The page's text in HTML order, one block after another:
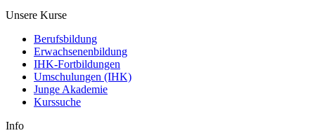
Unsere Kurse
Berufsbildung
Erwachsenenbildung
IHK-Fortbildungen
Umschulungen (IHK)
Junge Akademie
Kurssuche
Info